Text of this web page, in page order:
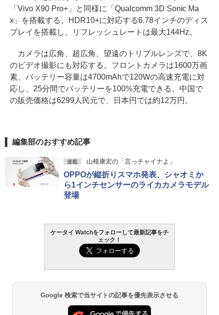
「Vivo X90 Pro+」と同様に「Qualcomm 3D Sonic Ma
x」を搭載する。HDR10+に対応する6.78インチのディス
プレイを搭載し、リフレッシュレートは最大144Hz。
カメラは広角、超広角、望遠のトリプルレンズで、8K
のビデオ撮影にも対応する。フロントカメラは1600万画
素、バッテリー容量は4700mAhで120Wの高速充電に対
応し、25分間でバッテリーを100%充電できる。中国で
の販売価格は6299人民元で、日本円では約12万円。
編集部のおすすめ記事
連載 山根康宏の「言っチャイナよ」
OPPOが縦折りスマホ発表、シャオミか
ら1インチセンサーのライカカメラモデル
登場
ケータイ Watchをフォローして最新記事をチ
ェック！
Google 検索で当サイトの記事を優先表示させる